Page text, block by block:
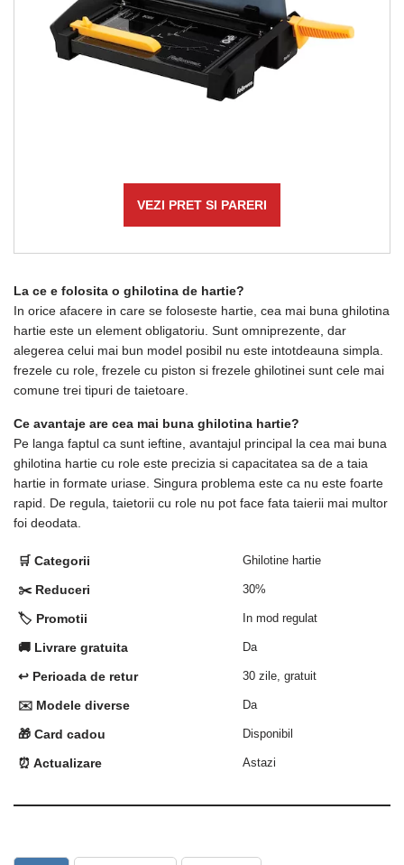
VEZI PRET SI PARERI
La ce e folosita o ghilotina de hartie?
In orice afacere in care se foloseste hartie, cea mai buna ghilotina
hartie este un element obligatoriu. Sunt omniprezente, dar
alegerea celui mai bun model posibil nu este intotdeauna simpla.
frezele cu role, frezele cu piston si frezele ghilotinei sunt cele mai
comune trei tipuri de taietoare.
Ce avantaje are cea mai buna ghilotina hartie?
Pe langa faptul ca sunt ieftine, avantajul principal la cea mai buna
ghilotina hartie cu role este precizia si capacitatea sa de a taia
hartie in formate uriase. Singura problema este ca nu este foarte
rapid. De regula, taietorii cu role nu pot face fata taierii mai multor
foi deodata.
🛒 Categorii Ghilotine hartie
✂️ Reduceri 30%
🏷️ Promotii In mod regulat
🚚 Livrare gratuita Da
↩️ Perioada de retur 30 zile, gratuit
✉️ Modele diverse Da
🎁 Card cadou Disponibil
⏰ Actualizare Astazi